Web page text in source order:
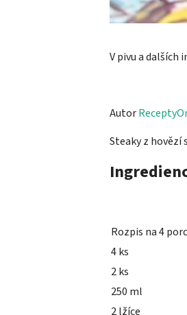
V pivu a dalších
Autor
Steaky z hovězí
Rozpis na 4
4 ks
2 ks
250 ml
2 lžíce